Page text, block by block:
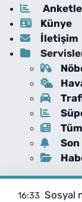
Künye
İletişim
16:33 Sosyal